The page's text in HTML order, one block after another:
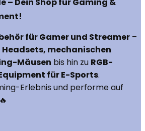
für Gamer und Streamer –
mechanischen
Mäusen bis hin zu RGB-
für E-Sports.
Erlebnis und performe auf